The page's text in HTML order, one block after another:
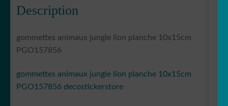
Description
gommettes animaux jungle lion planche 10x15cm
PGO157856
gommettes animaux jungle lion planche 10x15cm
PGO157856 decostickerstore